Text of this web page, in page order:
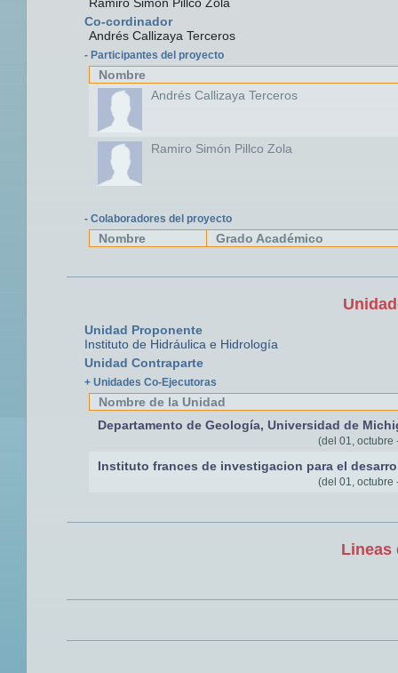
Co-cordinador
Andrés Callizaya Terceros
- Participantes del proyecto
Nombre
Andrés Callizaya Terceros
Ramiro Simón Pillco Zola
- Colaboradores del proyecto
Nombre Grado Académico
Unidad Proponente
Instituto de Hidráulica e Hidrología
Unidad Contraparte
+ Unidades Co-Ejecutoras
Nombre de la Unidad
Departamento de Geología, Universidad de
(del 01, octubre
Instituto frances de investigacion para el
(del 01, octubre
Lineas